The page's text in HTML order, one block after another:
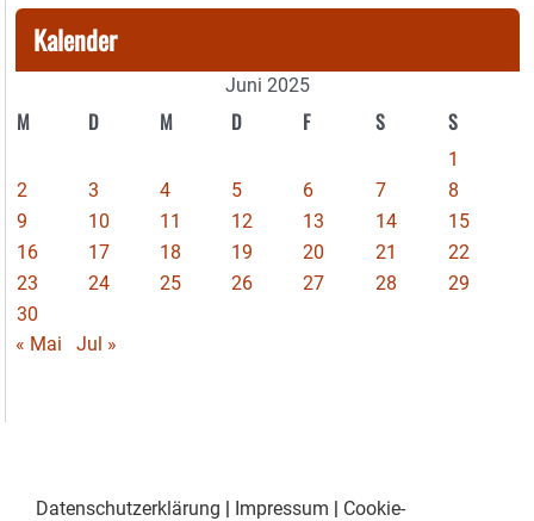
Kalender
Juni 2025
M D M D F S S
1
2
3 4 5 6 7
8
9
10 11 12 13 14
15
16
17 18 19 20 21
22
23
24 25 26 27 28
29
30
« Mai
Jul »
Datenschutzerklärung | Impressum | Cookie-